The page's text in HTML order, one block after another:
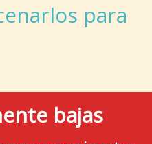
para
bajas